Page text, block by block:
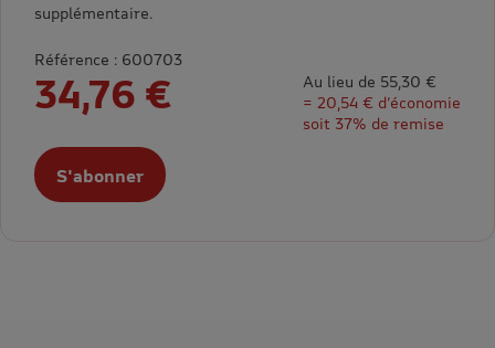
supplémentaire.
Référence : 600703
34,76 €
Au lieu de 55,30 €
= 20,54 € d’économie
soit 37% de remise
S'abonner